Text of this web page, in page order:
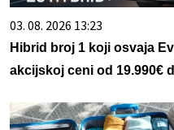
03. 08. 2026 13:23
Hibrid broj 1 koji osvaja
akcijskoj ceni od 19.990€